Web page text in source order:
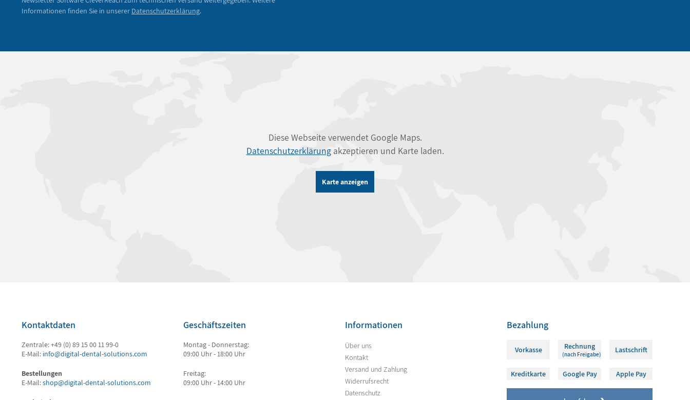
Informationen finden Sie in unserer Datenschutzerklärung.
Diese Webseite verwendet Google Maps.
Datenschutzerklärungakzeptieren und Karte laden.
Karte anzeigen
Kontaktdaten
Zentrale: +49 (0) 89 15 00 11 99-0
E-Mail: info@digital-dental-solutions.com
Bestellungen
E-Mail:shop@digital-dental-solutions.com
Geschäftszeiten
Montag - Donnerstag:
09:00 Uhr - 18:00 Uhr
Freitag:
09:00 Uhr - 14:00 Uhr
Informationen
Über uns
Kontakt
Versand und Zahlung
Widerrufsrecht
Datenschutz
Bezahlung
Vorkasse Rechnung
(nach Freigabe) Lastschrift
Kreditkarte Google Pay Apple Pay